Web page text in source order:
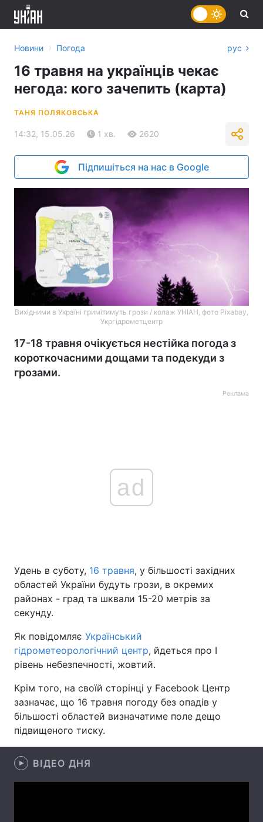
Головна Війна
Україна Політика
Спорт Наука
Зброя Інциденти
Здоров'я
Цікавинки
Екологія Регіони
Новини › Погода рус
16 травня на українців чекає
негода: кого зачепить (карта)
ТАНЯ ПОЛЯКОВСЬКА
14:32, 15.05.26 1 хв. 2620
Підпишіться на нас в Google
Вихідними в Україні гримітимуть грози / колаж УНІАН, фото Pixabay,
Укргідрометцентр
17-18 травня очікується нестійка погода з
короткочасними дощами та подекуди з
грозами.
Реклама
ad
Удень в суботу, 16 травня, у більшості західних
областей України будуть грози, в окремих
районах - град та шквали 15-20 метрів за
секунду.
Як повідомляє Український
гідрометеорологічний центр, йдеться про I
рівень небезпечності, жовтий.
Крім того, на своїй сторінці у Facebook Центр
зазначає, що 16 травня погоду без опадів у
більшості областей визначатиме поле дещо
підвищеного тиску.
ВІДЕО ДНЯ